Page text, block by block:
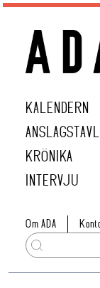
KALENDERN
KRÖNIKA
INTERVJU
Om ADA